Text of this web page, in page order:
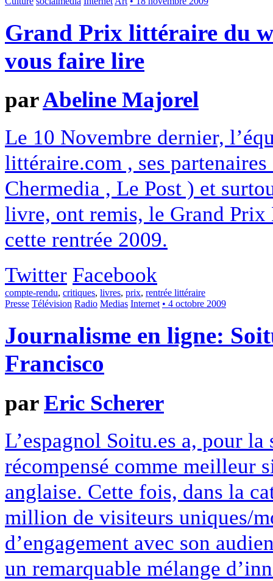
Grand Prix littéraire du
vous faire lire
parAbeline Majorel
Le 10 Novembre dernier,
littéraire.com , ses
Chermedia , Le Post ) et
livre, ont remis, le Grand Prix
cette rentrée 2009.
Twitter Facebook
compte-rendu, critiques, livres, prix, rentrée littéraire
Presse Télévision Radio Medias Internet • 4 octobre 2009
Journalisme en ligne:
Francisco
parEric Scherer
L’espagnol Soitu.es a, pour
récompensé comme meilleur
anglaise. Cette fois, dans la
million de visiteurs uniques/
d’engagement avec son
un remarquable mélange